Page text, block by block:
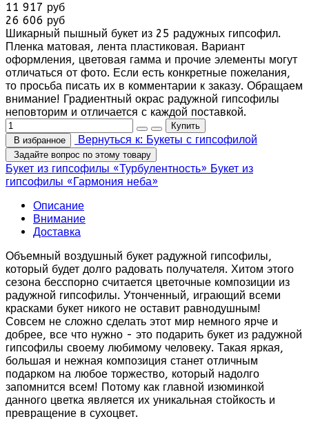
11 917 руб
26 606 руб
Шикарный пышный букет из 25 радужных гипсофил.
Пленка матовая, лента пластиковая. Вариант
оформления, цветовая гамма и прочие элементы могут
отличаться от фото. Если есть конкретные пожелания,
то просьба писать их в комментарии к заказу. Обращаем
внимание! Градиентный окрас радужной гипсофилы
неповторим и отличается с каждой поставкой.
В избранное Вернуться к: Букеты с гипсофилой
Задайте вопрос по этому товару
Букет из гипсофилы «Турбулентность» Букет из
гипсофилы «Гармония неба»
Описание
Внимание
Доставка
Объемный воздушный букет радужной гипсофилы,
который будет долго радовать получателя. Хитом этого
сезона бесспорно считается цветочные композиции из
радужной гипсофилы. Утонченный, играющий всеми
красками букет никого не оставит равнодушным!
Совсем не сложно сделать этот мир немного ярче и
добрее, все что нужно - это подарить букет из радужной
гипсофилы своему любимому человеку. Такая яркая,
большая и нежная композиция станет отличным
подарком на любое торжество, который надолго
запомнится всем! Потому как главной изюминкой
данного цветка является их уникальная стойкость и
превращение в сухоцвет.